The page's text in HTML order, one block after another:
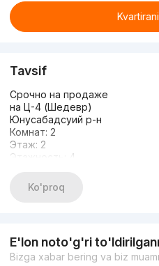
Tavsif
Срочно на продаже
на Ц-4 (Шедевр)
Юнусабадсуий р-н
Комнат: 2
Этаж: 2
Этажность: 4
Состояние: Дизайнерский
Мебель + Техника
Ko'proq
E'lon noto'g'ri
Bizga xabar bering va biz